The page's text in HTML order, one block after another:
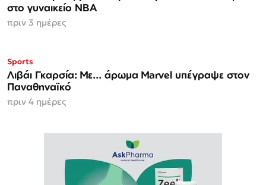
στο γυναικείο ΝΒΑ
πριν 3 ημέρες
Sports
Λιβάι Γκαρσία: Με... άρωμα Marvel υπέγραψε στον
Παναθηναϊκό
πριν 4 ημέρες